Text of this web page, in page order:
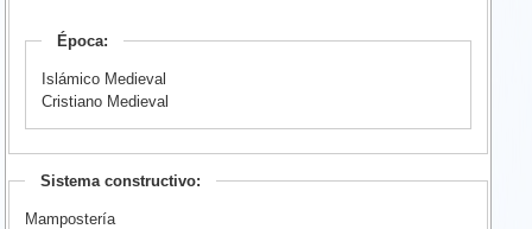
Época:
Islámico Medieval
Cristiano Medieval
Sistema constructivo:
Mampostería